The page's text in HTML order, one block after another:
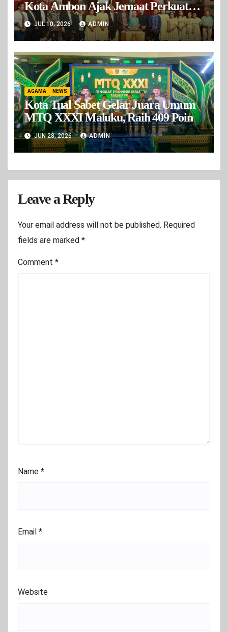
Kota Ambon Ajak Jemaat Perkuat
Spiritualitas dan Persaudaraan
JUL 10, 2026 ADMIN
AGAMA NEWS
Kota Tual Sabet Gelar Juara Umum
MTQ XXXI Maluku, Raih 409 Poin
JUN 28, 2026 ADMIN
Leave a Reply
Your email address will not be published. Required
fields are marked *
Comment *
Name *
Email *
Website